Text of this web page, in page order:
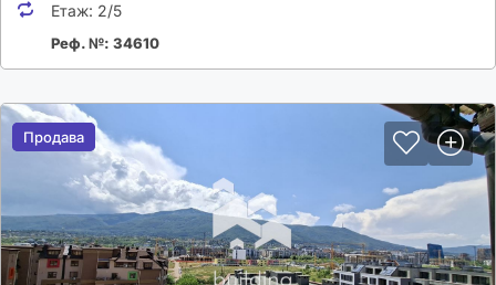
Етаж: 2/5
Реф. №: 34610
Продава
Продава